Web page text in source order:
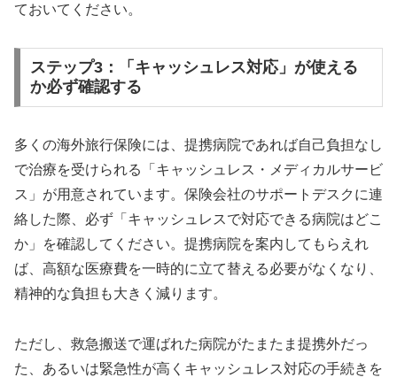
ておいてください。
ステップ3：「キャッシュレス対応」が使える
か必ず確認する
多くの海外旅行保険には、提携病院であれば自己負担なし
で治療を受けられる「キャッシュレス・メディカルサービ
ス」が用意されています。保険会社のサポートデスクに連
絡した際、必ず「キャッシュレスで対応できる病院はどこ
か」を確認してください。提携病院を案内してもらえれ
ば、高額な医療費を一時的に立て替える必要がなくなり、
精神的な負担も大きく減ります。
ただし、救急搬送で運ばれた病院がたまたま提携外だっ
た、あるいは緊急性が高くキャッシュレス対応の手続きを